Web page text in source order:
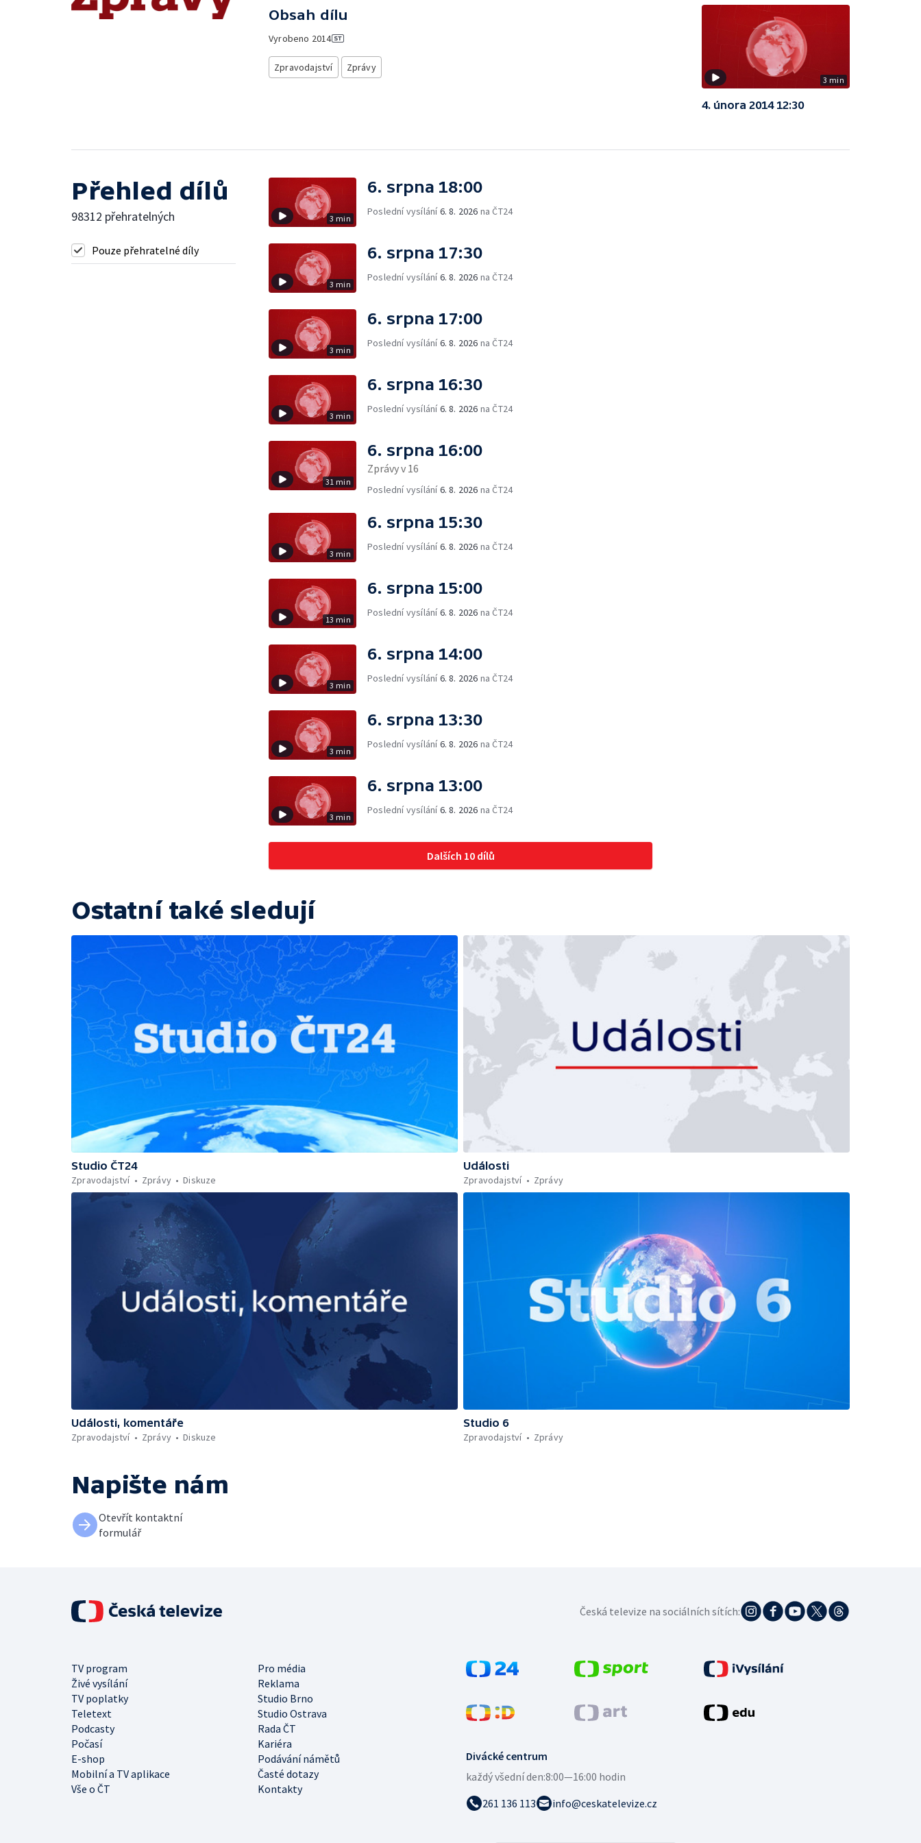
Obsah dílu
Vyrobeno 2014
Zpravodajství Zprávy
3 min
4. února 2014 12:30
Přehled dílů
98312 přehratelných
Pouze přehratelné díly
3 min
6. srpna 18:00
Poslední vysílání6. 8. 2026 na ČT24
3 min
6. srpna 17:30
Poslední vysílání6. 8. 2026 na ČT24
3 min
6. srpna 17:00
Poslední vysílání6. 8. 2026 na ČT24
3 min
6. srpna 16:30
Poslední vysílání6. 8. 2026 na ČT24
31 min
6. srpna 16:00
Zprávy v 16
Poslední vysílání6. 8. 2026 na ČT24
3 min
6. srpna 15:30
Poslední vysílání6. 8. 2026 na ČT24
13 min
6. srpna 15:00
Poslední vysílání6. 8. 2026 na ČT24
3 min
6. srpna 14:00
Poslední vysílání6. 8. 2026 na ČT24
3 min
6. srpna 13:30
Poslední vysílání6. 8. 2026 na ČT24
3 min
6. srpna 13:00
Poslední vysílání6. 8. 2026 na ČT24
Dalších 10 dílů
Ostatní také sledují
Studio ČT24
Zpravodajství
Zprávy Diskuze
Události
Zpravodajství
Zprávy
Události, komentáře
Zpravodajství
Zprávy Diskuze
Studio 6
Zpravodajství
Zprávy
Napište nám
Otevřít kontaktní
formulář
Divácké centrum
každý všední den:8:00—16:00 hodin
261 136 113
info@ceskatelevize.cz
TV program
Pro média
Živé vysílání
Reklama
TV poplatky
Studio Brno
Teletext
Studio Ostrava
Podcasty
Rada ČT
Počasí
Kariéra
E-shop
Podávání námětů
Mobilní a TV aplikace
Časté dotazy
Vše o ČT
Kontakty
Česká televize na sociálních sítích: